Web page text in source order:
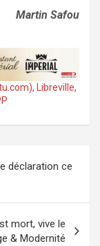
Martin Safou
, Libreville,
déclaration ce
mort, vive le
& Modernité